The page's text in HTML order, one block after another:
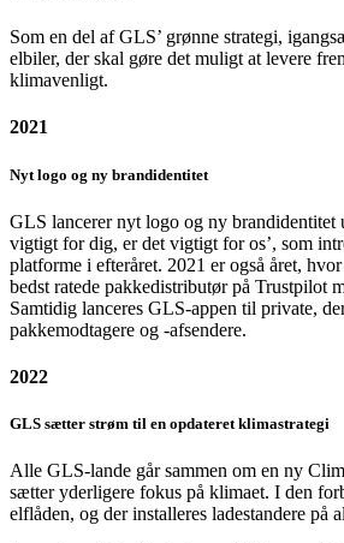
Som en del af GLS’ grønne strategi,
elbiler, der skal gøre det muligt at levere
klimavenligt.
2021
Nyt logo og ny brandidentitet
GLS lancerer nyt logo og ny brandidentitet
vigtigt for dig, er det vigtigt for os’, som
platforme i efteråret. 2021 er også året,
bedst ratede pakkedistributør på Trustpilot
Samtidig lanceres GLS-appen til private,
pakkemodtagere og -afsendere.
2022
GLS sætter strøm til en opdateret klimastrategi
Alle GLS-lande går sammen om en ny
sætter yderligere fokus på klimaet. I den
elflåden, og der installeres ladestandere på